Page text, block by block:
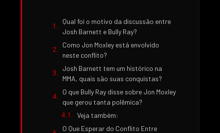
Qual foi o motivo da discussão entre
Josh Barnett e Bully Ray?
Como Jon Moxley está envolvido
neste conflito?
Josh Barnett tem um histórico na
MMA, quais são suas conquistas?
O que Bully Ray disse sobre Jon Moxley
que gerou tanta polêmica?
Veja também:
O Que Esperar do Conflito Entre